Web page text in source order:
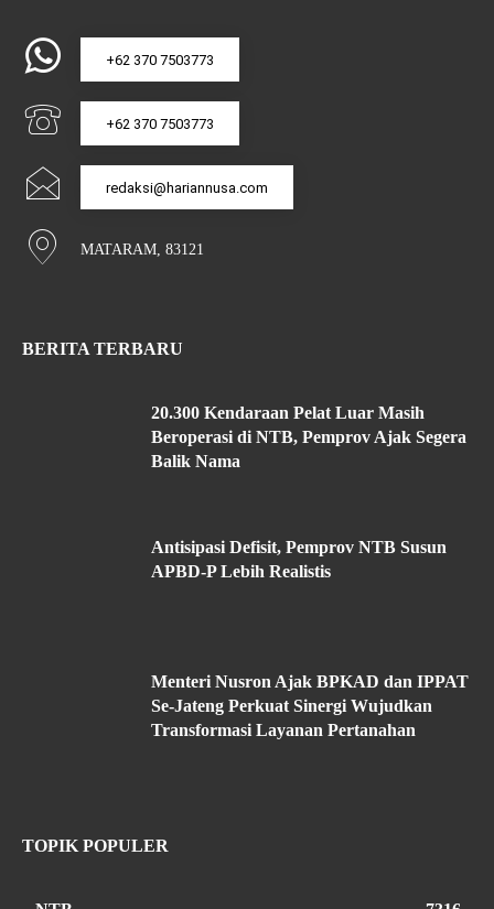
+62 370 7503773
+62 370 7503773
redaksi@hariannusa.com
MATARAM, 83121
BERITA TERBARU
20.300 Kendaraan Pelat Luar Masih
Beroperasi di NTB, Pemprov Ajak Segera
Balik Nama
Antisipasi Defisit, Pemprov NTB Susun
APBD-P Lebih Realistis
Menteri Nusron Ajak BPKAD dan IPPAT
Se-Jateng Perkuat Sinergi Wujudkan
Transformasi Layanan Pertanahan
TOPIK POPULER